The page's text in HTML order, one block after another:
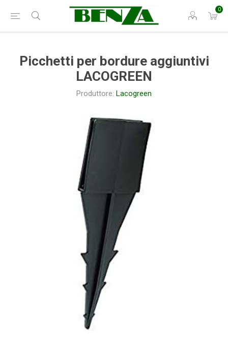
0
Picchetti per bordure aggiuntivi
LACOGREEN
Produttore: Lacogreen